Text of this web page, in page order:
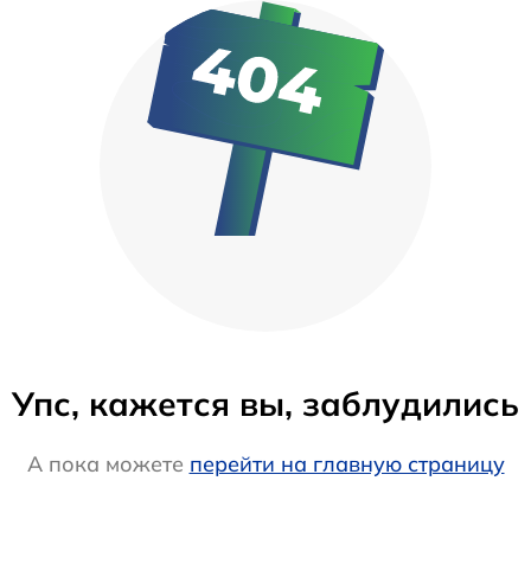
Упс, кажется вы, заблудились
А пока можете перейти на главную страницу